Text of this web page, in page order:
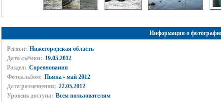
Информация о
Регион: Нижегородская область
Дата съёмки: 19.05.2012
Раздел: Соревнования
Фотоальбом: Пьяна - май 2012
Дата размещения: 22.05.2012
Уровень доступа: Всем пользователям